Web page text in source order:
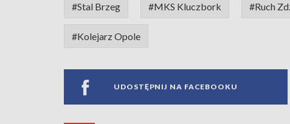
#Stal Brzeg #MKS Kluczbork #Ruch
#Kolejarz Opole
UDOSTĘPNIJ NA FACEBOOKU